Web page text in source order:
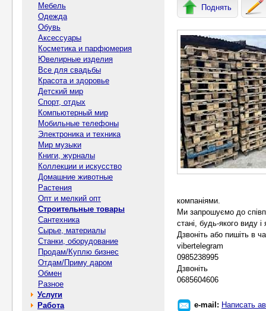
Мебель
Одежда
Обувь
Аксессуары
Косметика и парфюмерия
Ювелирные изделия
Все для свадьбы
Красота и здоровье
Детский мир
Спорт, отдых
Компьютерный мир
Мобильные телефоны
Электроника и техника
Мир музыки
Книги, журналы
Коллекции и искусство
Домашние животные
Растения
Опт и мелкий опт
Строительные товары
Сантехника
Сырье, материалы
Станки, оборудование
Продам/Куплю бизнес
Отдам/Приму даром
Обмен
Разное
Услуги
Работа
Поднять
компаніями.
Ми запрошуємо до
стані, будь-якого виду і
Дзвоніть або пишіть в
vibertelegram
0985238995
Дзвоніть
0685604606
e-mail: Написать